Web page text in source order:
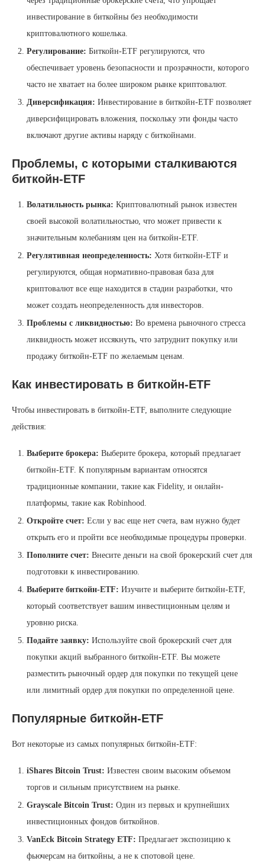
инвестирование в биткойны без необходимости
криптовалютного кошелька.
Регулирование: Биткойн-ETF регулируются, что
обеспечивает уровень безопасности и прозрачности, которого
часто не хватает на более широком рынке криптовалют.
Диверсификация: Инвестирование в биткойн-ETF позволяет
диверсифицировать вложения, поскольку эти фонды часто
включают другие активы наряду с биткойнами.
Проблемы, с которыми сталкиваются
биткойн-ETF
Волатильность рынка: Криптовалютный рынок известен
своей высокой волатильностью, что может привести к
значительным колебаниям цен на биткойн-ETF.
Регулятивная неопределенность: Хотя биткойн-ETF и
регулируются, общая нормативно-правовая база для
криптовалют все еще находится в стадии разработки, что
может создать неопределенность для инвесторов.
Проблемы с ликвидностью: Во времена рыночного стресса
ликвидность может иссякнуть, что затруднит покупку или
продажу биткойн-ETF по желаемым ценам.
Как инвестировать в биткойн-ETF
Чтобы инвестировать в биткойн-ETF, выполните следующие
действия:
Выберите брокера: Выберите брокера, который предлагает
биткойн-ETF. К популярным вариантам относятся
традиционные компании, такие как Fidelity, и онлайн-
платформы, такие как Robinhood.
Откройте счет: Если у вас еще нет счета, вам нужно будет
открыть его и пройти все необходимые процедуры проверки.
Пополните счет: Внесите деньги на свой брокерский счет для
подготовки к инвестированию.
Выберите биткойн-ETF: Изучите и выберите биткойн-ETF,
который соответствует вашим инвестиционным целям и
уровню риска.
Подайте заявку: Используйте свой брокерский счет для
покупки акций выбранного биткойн-ETF. Вы можете
разместить рыночный ордер для покупки по текущей цене
или лимитный ордер для покупки по определенной цене.
Популярные биткойн-ETF
Вот некоторые из самых популярных биткойн-ETF:
iShares Bitcoin Trust: Известен своим высоким объемом
торгов и сильным присутствием на рынке.
Grayscale Bitcoin Trust: Один из первых и крупнейших
инвестиционных фондов биткойнов.
VanEck Bitcoin Strategy ETF: Предлагает экспозицию к
фьючерсам на биткойны, а не к спотовой цене.